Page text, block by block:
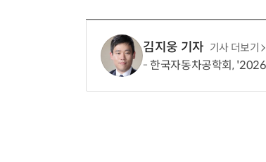
김지웅 기자 기사 더보기
한국자동차공학회,